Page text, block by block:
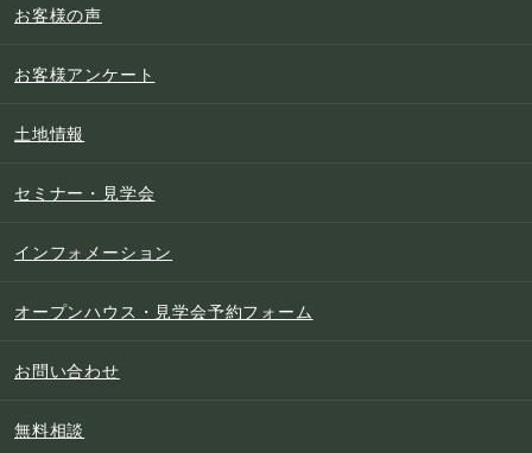
お客様の声
お客様アンケート
土地情報
セミナー・見学会
インフォメーション
オープンハウス・見学会予約フォーム
お問い合わせ
無料相談